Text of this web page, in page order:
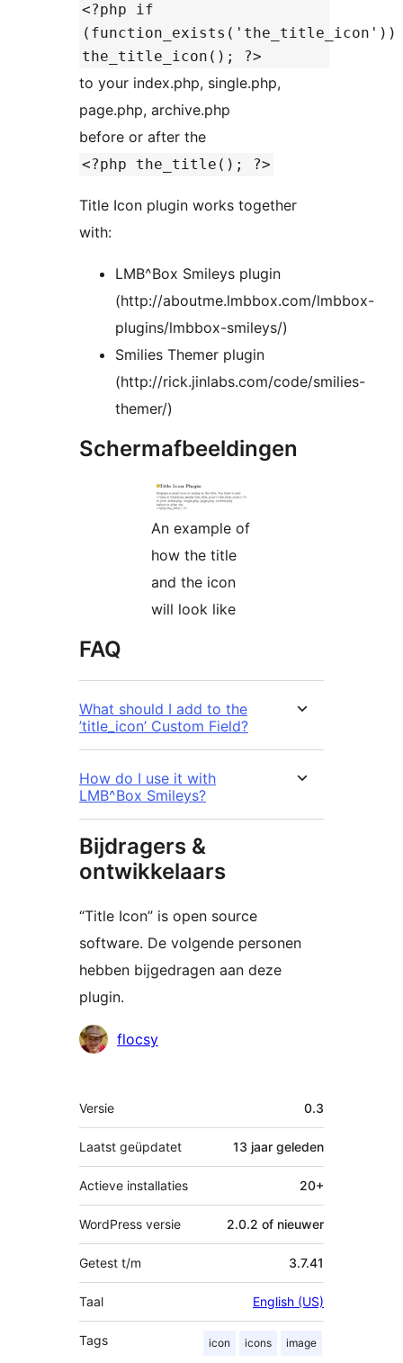
<?php if
(function_exists('the_title_icon'))
the_title_icon(); ?>
to your index.php, single.php,
page.php, archive.php
before or after the
<?php the_title(); ?>
Title Icon plugin works together
with:
LMB^Box Smileys plugin
(http://aboutme.lmbbox.com/lmbbox-
plugins/lmbbox-smileys/)
Smilies Themer plugin
(http://rick.jinlabs.com/code/smilies-
themer/)
Schermafbeeldingen
An example of
how the title
and the icon
will look like
FAQ
What should I add to the
’title_icon’ Custom Field?
How do I use it with
LMB^Box Smileys?
Bijdragers &
ontwikkelaars
“Title Icon” is open source
software. De volgende personen
hebben bijgedragen aan deze
plugin.
Bijdragers
flocsy
Meta
Versie 0.3
Laatst geüpdatet 13 jaar geleden
Actieve installaties 20+
WordPress versie 2.0.2 of nieuwer
Getest t/m 3.7.41
Taal English (US)
Tags icon icons image